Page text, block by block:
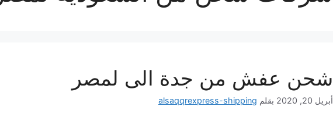
شحن عفش من جدة الى لمصر
أبريل 20, 2020 بقلم alsaqqrexpress-shipping